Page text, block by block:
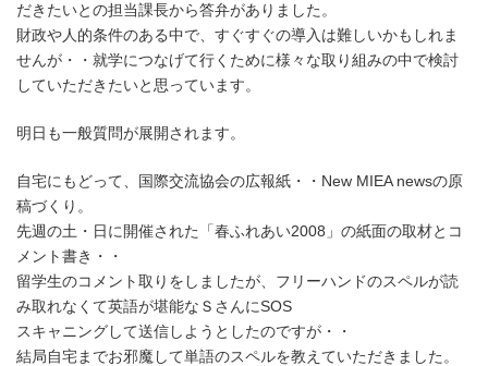
だきたいとの担当課長から答弁がありました。
財政や人的条件のある中で、すぐすぐの導入は難しいかもしれま
せんが・・就学につなげて行くために様々な取り組みの中で検討
していただきたいと思っています。
明日も一般質問が展開されます。
自宅にもどって、国際交流協会の広報紙・・New MIEA newsの原
稿づくり。
先週の土・日に開催された「春ふれあい2008」の紙面の取材とコ
メント書き・・
留学生のコメント取りをしましたが、フリーハンドのスペルが読
み取れなくて英語が堪能なＳさんにSOS
スキャニングして送信しようとしたのですが・・
結局自宅までお邪魔して単語のスペルを教えていただきました。